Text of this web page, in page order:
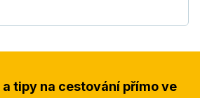
tipy na cestování přímo ve